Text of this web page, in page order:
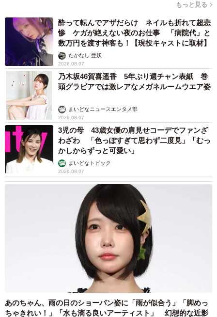
もっと見る
酔って転んでアザだらけ ネイルも折れて超悲
惨 ケガが絶えない夜のお仕事 「病院代」と
数万円を渡す神客も！【現役キャストに取材】
たかなし 亜妖
2026.08.07
乃木坂46賀喜遥香 5年ぶり週チャン表紙 巻
頭グラビアでは激レアなメガネルームウエア姿
まいどなニュースエンタメ部
2026.08.07
3児の母 43歳女優の肩見せコーデでファンざ
わざわ 「色っぽすぎて思わず二度見」「むっ
かしからずっと可愛い」
まいどなトピック
2026.08.07
あのちゃん、雨の日のショーパン姿に「雨が似合う」「脚めっ
ちゃきれい！」「水も滴る良いアーティスト」 幻想的な近影